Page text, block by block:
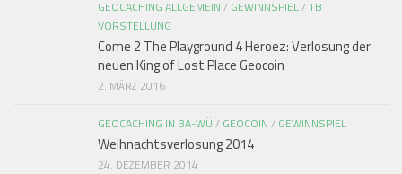
GEOCACHING ALLGEMEIN / GEWINNSPIEL/TB
VORSTELLUNG
Come 2 The Playground 4 Heroez: Verlosung der
neuen King of Lost Place Geocoin
2. MÄRZ 2016
GEOCACHING IN BA-WÜ / GEOCOIN / GEWINNSPIEL
Weihnachtsverlosung 2014
24. DEZEMBER 2014